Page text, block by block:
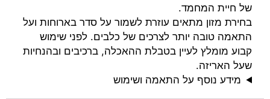
של חיית המחמד.
בחירת מזון מתאים עוזרת לשמור על סדר בארוחות ועל
התאמה טובה יותר לצרכים של כלבים. לפני שימוש
קבוע מומלץ לעיין בטבלת ההאכלה, ברכיבים ובהנחיות
שעל האריזה.
מידע נוסף על התאמה ושימוש